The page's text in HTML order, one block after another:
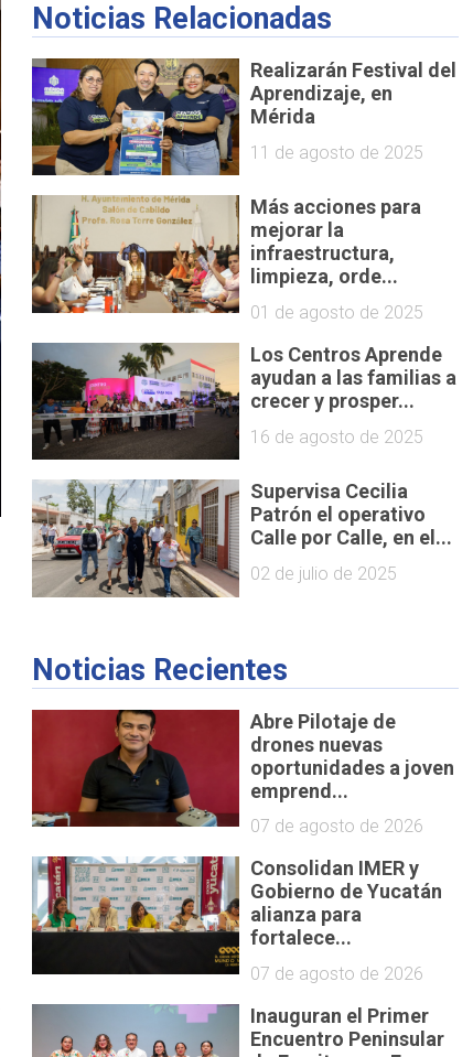
Noticias Relacionadas
Realizarán Festival del
Aprendizaje, en
Mérida
11 de agosto de 2025
Más acciones para
mejorar la
infraestructura,
limpieza, orde...
01 de agosto de 2025
Los Centros Aprende
ayudan a las familias a
crecer y prosper...
16 de agosto de 2025
Supervisa Cecilia
Patrón el operativo
Calle por Calle, en el...
02 de julio de 2025
Noticias Recientes
Abre Pilotaje de
drones nuevas
oportunidades a joven
emprend...
07 de agosto de 2026
Consolidan IMER y
Gobierno de Yucatán
alianza para
fortalece...
07 de agosto de 2026
Inauguran el Primer
Encuentro Peninsular